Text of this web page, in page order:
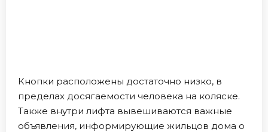
Кнопки расположены достаточно низко, в
пределах досягаемости человека на коляске.
Также внутри лифта вывешиваются важные
объявления, информирующие жильцов дома о